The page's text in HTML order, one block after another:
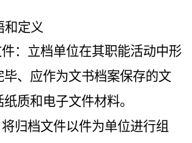
和定义
：立档单位在其职能活动中形
毕、应作为文书档案保存的文
质和电子文件材料。
归档文件以件为单位进行组